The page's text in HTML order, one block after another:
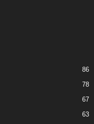
86
78
67
63